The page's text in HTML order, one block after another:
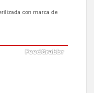
con marca de